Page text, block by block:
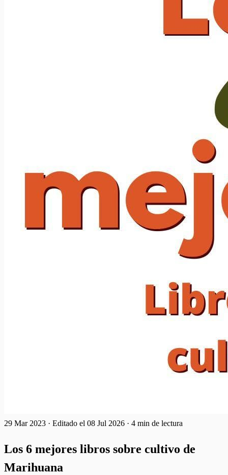
29 Mar 2023 · Editado el 08 Jul 2026 · 4 min de lectura
Los 6 mejores libros sobre cultivo de
Marihuana